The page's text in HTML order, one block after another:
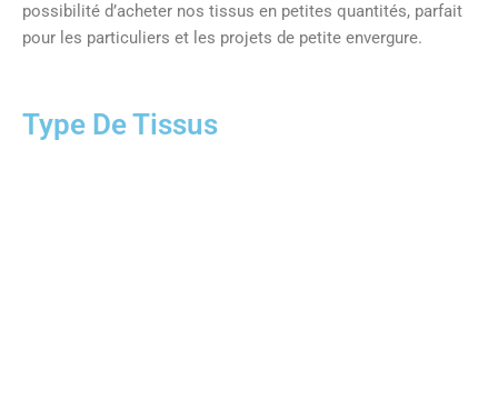
possibilité d’acheter nos tissus en petites quantités, parfait
pour les particuliers et les projets de petite envergure.
Type De Tissus